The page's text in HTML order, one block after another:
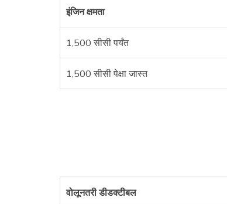
इंजिन क्षमता
1,500 सीसी पर्यंत
1,500 सीसी पेक्षा जास्त
वोलूनतरी डीडक्टीबल